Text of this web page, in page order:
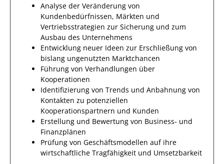
Analyse der Veränderung von
Kundenbedürfnissen, Märkten und
Vertriebsstrategien zur Sicherung und zum
Ausbau des Unternehmens
Entwicklung neuer Ideen zur Erschließung von
bislang ungenutzten Marktchancen
Führung von Verhandlungen über
Kooperationen
Identifizierung von Trends und Anbahnung von
Kontakten zu potenziellen
Kooperationspartnern und Kunden
Erstellung und Bewertung von Business- und
Finanzplänen
Prüfung von Geschäftsmodellen auf ihre
wirtschaftliche Tragfähigkeit und Umsetzbarkeit